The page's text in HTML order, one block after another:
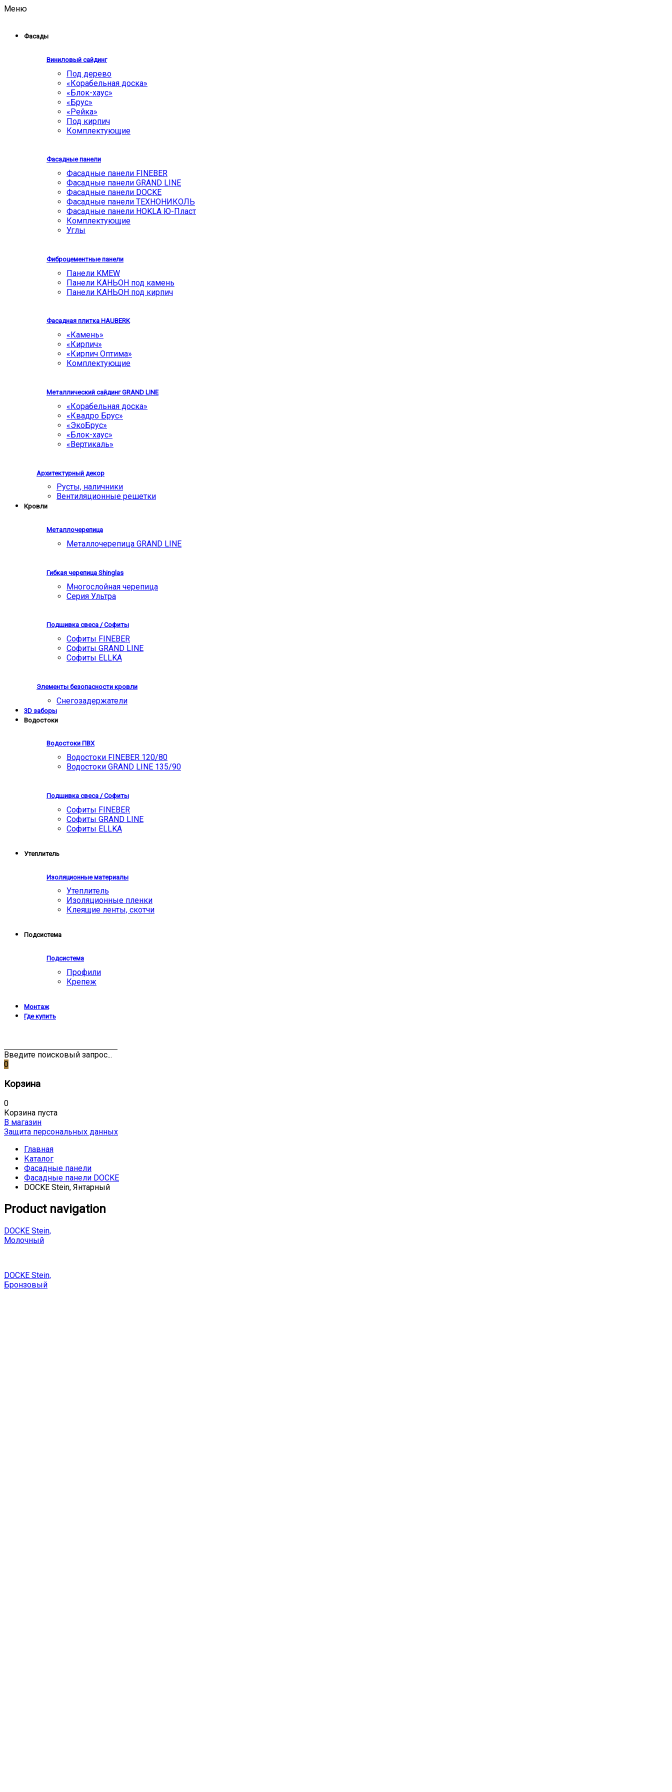
Меню
Фасады
Виниловый сайдинг
Под дерево
«Корабельная доска»
«Блок-хаус»
«Брус»
«Рейка»
Под кирпич
Комплектующие
Фасадные панели
Фасадные панели FINEBER
Фасадные панели GRAND LINE
Фасадные панели DOCKE
Фасадные панели ТЕХНОНИКОЛЬ
Фасадные панели HOKLA Ю-Пласт
Комплектующие
Углы
Фиброцементные панели
Панели KMEW
Панели КАНЬОН под камень
Панели КАНЬОН под кирпич
Фасадная плитка HAUBERK
«Камень»
«Кирпич»
«Кирпич Оптима»
Комплектующие
Металлический сайдинг GRAND LINE
«Корабельная доска»
«Квадро Брус»
«ЭкоБрус»
«Блок-хаус»
«Вертикаль»
Архитектурный декор
Русты, наличники
Вентиляционные решетки
Кровли
Металлочерепица
Металлочерепица GRAND LINE
Гибкая черепица Shinglas
Многослойная черепица
Серия Ультра
Подшивка свеса / Софиты
Софиты FINEBER
Софиты GRAND LINE
Софиты ELLKA
Элементы безопасности кровли
Снегозадержатели
3D заборы
Водостоки
Водостоки ПВХ
Водостоки FINEBER 120/80
Водостоки GRAND LINE 135/90
Подшивка свеса / Софиты
Софиты FINEBER
Софиты GRAND LINE
Софиты ELLKA
Утеплитель
Изоляционные материалы
Утеплитель
Изоляционные пленки
Клеящие ленты, скотчи
Подсистема
Подсистема
Профили
Крепеж
Монтаж
Где купить
Введите поисковый запрос...
0
Корзина
0
Корзина пуста
В магазин
Защита персональных данных
Главная
Каталог
Фасадные панели
Фасадные панели DOCKE
DOCKE Stein, Янтарный
Product navigation
DOCKE Stein,
Молочный
DOCKE Stein,
Бронзовый